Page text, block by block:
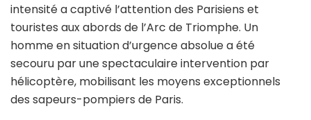
:
un
homme
secouru
par
hélicoptère
intensité a captivé l’attention des Parisiens et
touristes aux abords de l’Arc de Triomphe. Un
homme en situation d’urgence absolue a été
secouru par une spectaculaire intervention par
hélicoptère, mobilisant les moyens exceptionnels
des sapeurs-pompiers de Paris.